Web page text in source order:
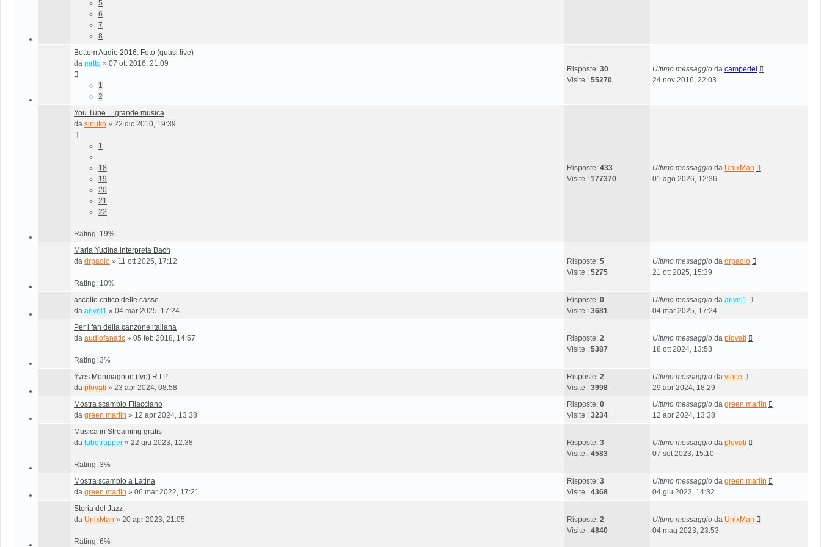
5
6
7
8
Bottom Audio 2016: Foto (quasi live)
da mrttg » 07 ott 2016, 21:09
1
2
Risposte: 30
Visite : 55270
Ultimo messaggio da campedel
24 nov 2016, 22:03
You Tube ... grande musica
da sinuko » 22 dic 2010, 19:39
1
…
18
19
20
21
22
Rating: 19%
Risposte: 433
Visite : 177370
Ultimo messaggio da UnixMan
01 ago 2026, 12:36
Maria Yudina interpreta Bach
da drpaolo » 11 ott 2025, 17:12
Rating: 10%
Risposte: 5
Visite : 5275
Ultimo messaggio da drpaolo
21 ott 2025, 15:39
ascolto critico delle casse
da arivel1 » 04 mar 2025, 17:24
Risposte: 0
Visite : 3681
Ultimo messaggio da arivel1
04 mar 2025, 17:24
Per i fan della canzone italiana
da audiofanatic » 05 feb 2018, 14:57
Rating: 3%
Risposte: 2
Visite : 5387
Ultimo messaggio da plovati
18 ott 2024, 13:58
Yves Monmagnon (Ivo) R.I.P.
da plovati » 23 apr 2024, 08:58
Risposte: 2
Visite : 3998
Ultimo messaggio da vince
29 apr 2024, 18:29
Mostra scambio Filacciano
da green marlin » 12 apr 2024, 13:38
Risposte: 0
Visite : 3234
Ultimo messaggio da green marlin
12 apr 2024, 13:38
Musica in Streaming gratis
da tubetrapper » 22 giu 2023, 12:38
Rating: 3%
Risposte: 3
Visite : 4583
Ultimo messaggio da plovati
07 set 2023, 15:10
Mostra scambio a Latina
da green marlin » 06 mar 2022, 17:21
Risposte: 3
Visite : 4368
Ultimo messaggio da green marlin
04 giu 2023, 14:32
Storia del Jazz
da UnixMan » 20 apr 2023, 21:05
Rating: 6%
Risposte: 2
Visite : 4840
Ultimo messaggio da UnixMan
04 mag 2023, 23:53